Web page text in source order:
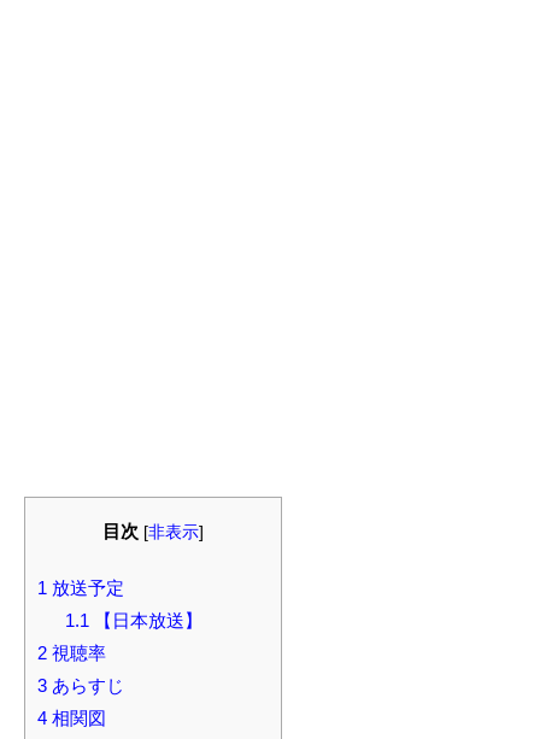
目次 [非表示]
1 放送予定
1.1 【日本放送】
2 視聴率
3 あらすじ
4 相関図